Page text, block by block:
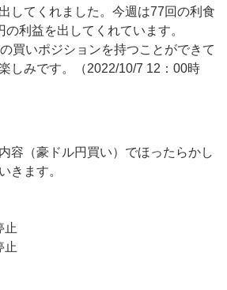
してくれました。今週は77回の利食
利益を出してくれています。
買いポジションを持つことができて
しみです。（2022/10/7 12：00時
容（豪ドル円買い）でほったらかし
きます。
止
止